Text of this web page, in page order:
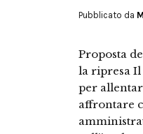
Pubblicato da
Proposta
la ripresa Il
per
affrontare